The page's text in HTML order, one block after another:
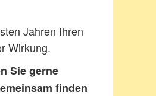
Jahren Ihren
Wirkung.
Sie gerne
finden